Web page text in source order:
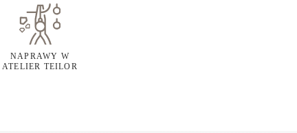
NAPRAWY W
ATELIER TEILOR